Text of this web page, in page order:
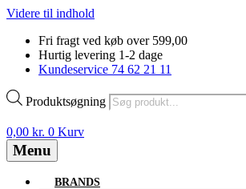
Videre til indhold
Fri fragt ved køb over 599,00
Hurtig levering 1-2 dage
Kundeservice 74 62 21 11
Produktsøgning
0,00 kr. 0 Kurv
Menu
BRANDS